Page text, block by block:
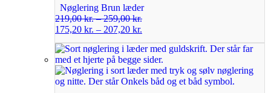
Nøglering Brun læder
219,00kr.–259,00kr.
175,20 kr. – 207,20 kr.